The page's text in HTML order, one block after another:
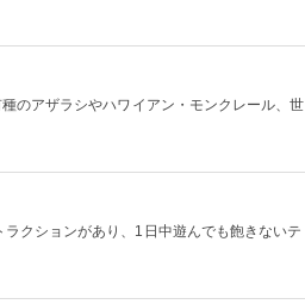
のアザラシやハワイアン・モンクレール、世
クションがあり、1日中遊んでも飽きないテ